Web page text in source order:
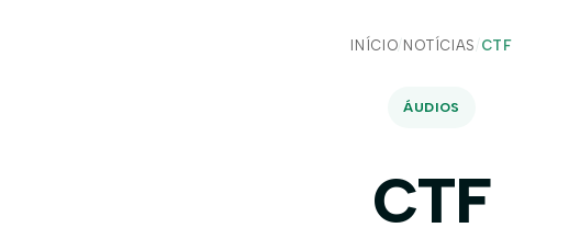
INÍCIO/ NOTÍCIAS / CTF
ÁUDIOS
CTF